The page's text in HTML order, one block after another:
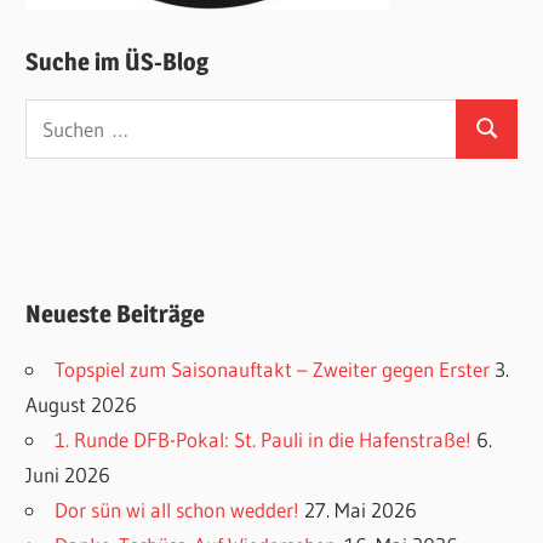
Suche im ÜS-Blog
Suchen
Neueste Beiträge
Topspiel zum Saisonauftakt – Zweiter gegen Erster 3.
August 2026
1. Runde DFB-Pokal: St. Pauli in die Hafenstraße! 6.
Juni 2026
Dor sün wi all schon wedder! 27. Mai 2026